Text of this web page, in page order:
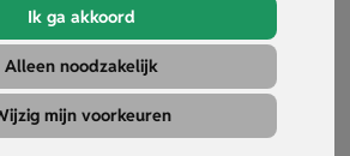
Ik ga akkoord
Alleen noodzakelijk
mijn voorkeuren
geeft je kerstdagen